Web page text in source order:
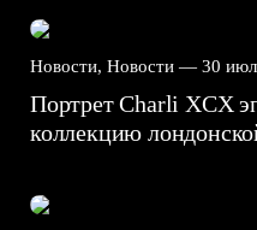
Новости, Новости — 30
Портрет Charli XCX
коллекцию